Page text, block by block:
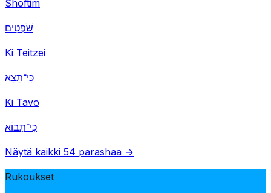
Shoftim
שֹׁפְטִים
Ki Teitzei
כִּי־תֵצֵא
Ki Tavo
כִּי־תָבוֹא
Näytä kaikki 54 parashaa →
Rukoukset